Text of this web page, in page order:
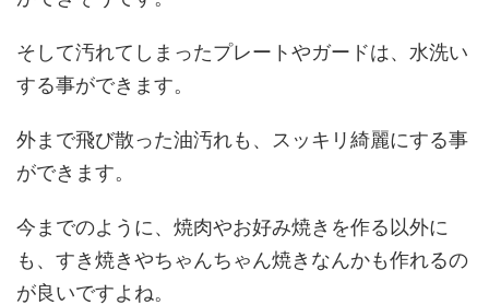
そして汚れてしまったプレートやガードは、水洗い
する事ができます。
外まで飛び散った油汚れも、スッキリ綺麗にする事
ができます。
今までのように、焼肉やお好み焼きを作る以外に
も、すき焼きやちゃんちゃん焼きなんかも作れるの
が良いですよね。